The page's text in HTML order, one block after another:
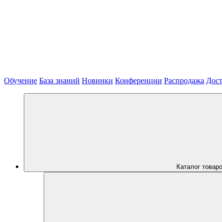
Обучение База знаний Новинки Конференции Распродажа
Каталог